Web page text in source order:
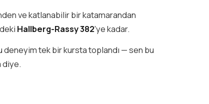
ve katlanabilir bir katamarandan
Hallberg-Rassy 382'ye kadar.
tek bir kursta toplandı — sen bu
diye.